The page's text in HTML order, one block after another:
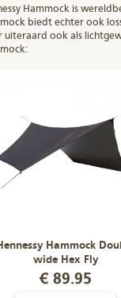
Hammock is
biedt echter ook
uiteraard ook als
Hammock
wide Hex Fly
€ 89.95